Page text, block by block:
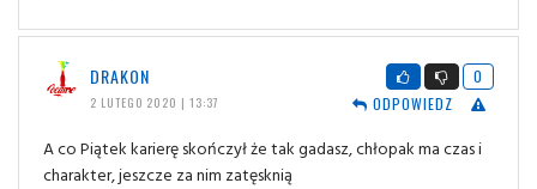
DRAKON
2 LUTEGO 2020 | 13:37
0
ODPOWIEDZ
A co Piątek karierę skończył że tak gadasz, chłopak ma czas i
charakter, jeszcze za nim zatęsknią